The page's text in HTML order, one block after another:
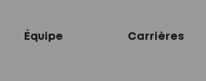
Équipe Carrières